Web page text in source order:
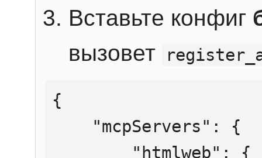
Вставьте конфиг
вызовет
{